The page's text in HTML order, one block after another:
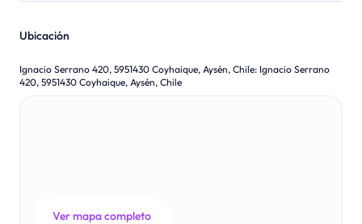
Ubicación
Ignacio Serrano 420, 5951430 Coyhaique, Aysén, Chile: Ignacio Serrano
420, 5951430 Coyhaique, Aysén, Chile
Ver mapa completo